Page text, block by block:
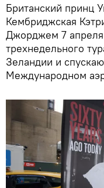
Британский принц
Кембриджская
Джорджем 7 апреля
трехнедельного
Зеландии и
Международном